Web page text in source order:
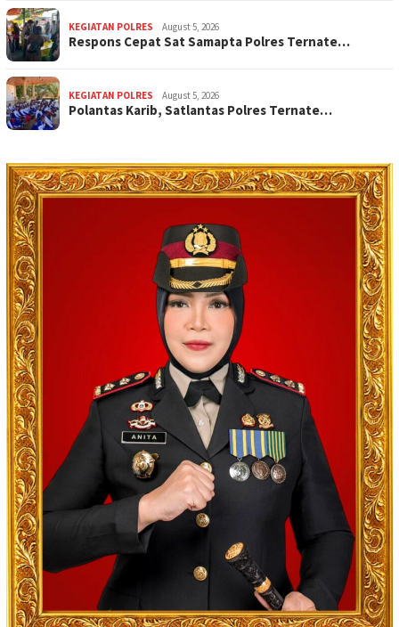
KEGIATAN POLRES August 5, 2026
Respons Cepat Sat Samapta Polres Ternate…
KEGIATAN POLRES August 5, 2026
Polantas Karib, Satlantas Polres Ternate…